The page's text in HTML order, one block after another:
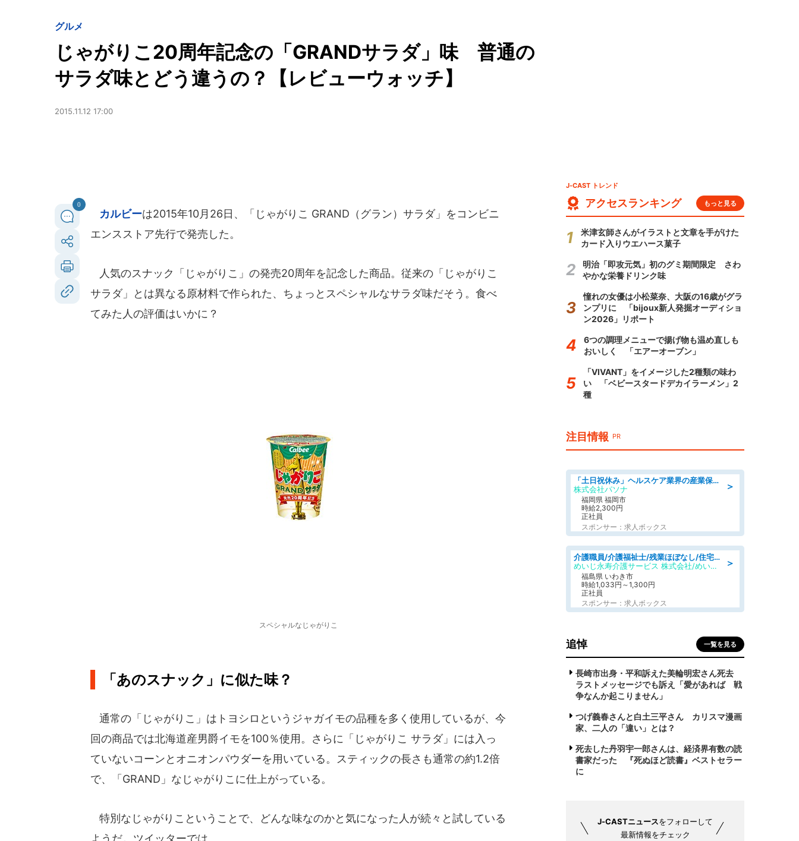
グルメ
じゃがりこ20周年記念の「GRANDサラダ」味 普通の
サラダ味とどう違うの？【レビューウォッチ】
2015.11.12 17:00
0
カルビーは2015年10月26日、「じゃがりこ GRAND（グラン）サラダ」をコンビニ
エンスストア先行で発売した。
人気のスナック「じゃがりこ」の発売20周年を記念した商品。従来の「じゃがりこ
サラダ」とは異なる原材料で作られた、ちょっとスペシャルなサラダ味だそう。食べ
てみた人の評価はいかに？
スペシャルなじゃがりこ
「あのスナック」に似た味？
通常の「じゃがりこ」はトヨシロというジャガイモの品種を多く使用しているが、今
回の商品では北海道産男爵イモを100％使用。さらに「じゃがりこ サラダ」には入っ
ていないコーンとオニオンパウダーを用いている。スティックの長さも通常の約1.2倍
で、「GRAND」なじゃがりこに仕上がっている。
特別なじゃがりこということで、どんな味なのかと気になった人が続々と試している
ようだ。ツイッターでは、
J-CAST トレンド
アクセスランキング もっと見る
米津玄師さんがイラストと文章を手がけた
カード入りウエハース菓子
明治「即攻元気」初のグミ期間限定 さわ
やかな栄養ドリンク味
憧れの女優は小松菜奈、大阪の16歳がグラ
ンプリに 「bijoux新人発掘オーディショ
ン2026」リポート
6つの調理メニューで揚げ物も温め直しも
おいしく 「エアーオーブン」
「VIVANT」をイメージした2種類の味わ
い 「ベビースタードデカイラーメン」2
種
注目情報 PR
＞
「土日祝休み」ヘルスケア業界の産業保健師/高時給/未経験OK/要資格:保健師、正看護師
株式会社パソナ
福岡県 福岡市
時給2,300円
正社員
スポンサー：求人ボックス
＞
介護職員/介護福祉士/残業ほぼなし/住宅型有料老人ホームの介護士/シフト相談可
めいじ永寿介護サービス 株式会社/めいじ永寿介護サービスセンター
福島県 いわき市
時給1,033円～1,300円
正社員
スポンサー：求人ボックス
追悼 一覧を見る
長崎市出身・平和訴えた美輪明宏さん死去
ラストメッセージでも訴え「愛があれば 戦
争なんか起こりません」
つげ義春さんと白土三平さん カリスマ漫画
家、二人の「違い」とは？
死去した丹羽宇一郎さんは、経済界有数の読
書家だった 『死ぬほど読書』ベストセラー
に
J-CASTニュースをフォローして
最新情報をチェック